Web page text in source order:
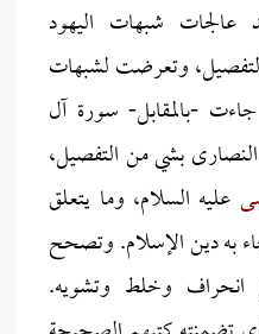
عالجات شبهات اليهود
وتعرضت لشبهات
-بالمقابل- سورة آل
بشي من التفصيل،
عليه السلام، وما يتعلق
به دين الإسلام. وتصحح
وخلط وتشويه.